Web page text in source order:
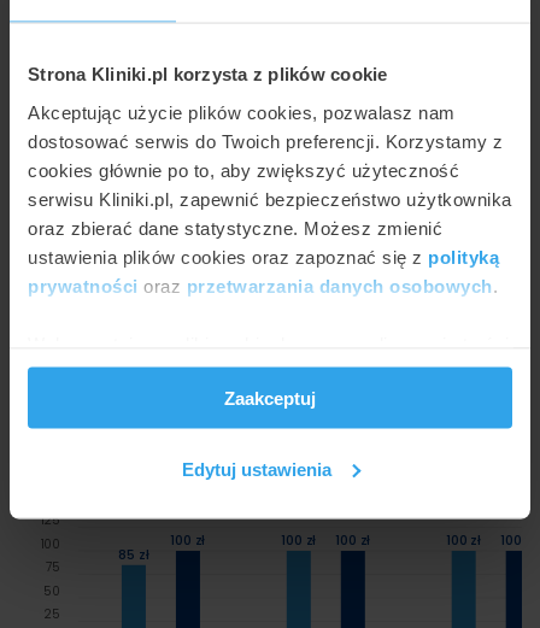
Strona Kliniki.pl korzysta z plików cookie
Akceptując użycie plików cookies, pozwalasz nam
dostosować serwis do Twoich preferencji. Korzystamy z
cookies głównie po to, aby zwiększyć użyteczność
serwisu Kliniki.pl, zapewnić bezpieczeństwo użytkownika
oraz zbierać dane statystyczne. Możesz zmienić
ustawienia plików cookies oraz zapoznać się z polityką
prywatności oraz przetwarzania danych osobowych
i reklam, aby oferować funkcje społecznościowe i
analizować ruch w naszej witrynie. Informacje o tym, jak
korzystasz z naszej witryny, udostępniamy partnerom
społecznościowym, reklamowym i analitycznym.
otrzymanymi od Ciebie lub uzyskanymi podczas
korzystania z ich usług.
Zaakceptuj
Edytuj ustawienia
cena to 85 zł za badanie medycyny pracy z
wydaniem zaświadczenia dla celów sanitarno-
epidemiologicznych natomiast najwyższa cena
w Katowicach wynosi do 250 zł (psychotesty).
Ile kosztuje medycyna pracy w Katowicach?
Poniższy wykres przedstawia wizualnie minimalne i
maksymalne ceny najpopularniejszych metod w ramach
85 zł
100 zł 100 zł
100 zł 100 zł 100 zł
25
50
75
100
125
225